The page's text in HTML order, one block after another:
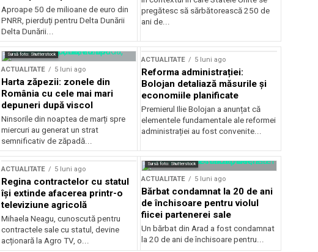
esențiale
Aproape 50 de milioane de euro din
PNRR, pierduți pentru Delta Dunării
Delta Dunării...
pregătesc să sărbătorească 250 de
ani de...
Sursă foto: Shutterstock
ACTUALITATE 5 luni ago
Harta zăpezii: zonele din
România cu cele mai mari
depuneri după viscol
Ninsorile din noaptea de marți spre
miercuri au generat un strat
semnificativ de zăpadă...
ACTUALITATE 5 luni ago
Reforma administrației:
Bolojan detaliază măsurile și
economiile planificate
Premierul Ilie Bolojan a anunțat că
elementele fundamentale ale reformei
administrației au fost convenite...
ACTUALITATE 5 luni ago
Regina contractelor cu statul
își extinde afacerea printr-o
televiziune agricolă
Mihaela Neagu, cunoscută pentru
contractele sale cu statul, devine
acționară la Agro TV, o...
Sursă foto: Shutterstock
ACTUALITATE 5 luni ago
Bărbat condamnat la 20 de ani
de închisoare pentru violul
fiicei partenerei sale
Un bărbat din Arad a fost condamnat
la 20 de ani de închisoare pentru...